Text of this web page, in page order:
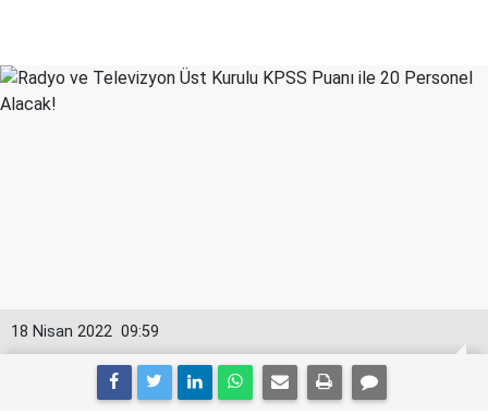
09:59
18 Nisan 2022